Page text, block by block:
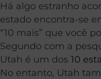
Há algo estranho
estado encontra-se
“10 mais” que você
Segundo com a
Utah é um dos 10
No entanto, Utah